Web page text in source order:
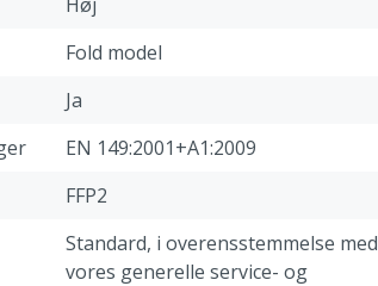
Fold model
Ja
EN 149:2001+A1:2009
FFP2
Standard, i overensstemmelse med
vores generelle service- og